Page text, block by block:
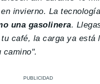
invierno. La
una gasolinera.
café, la carga ya está
camino".